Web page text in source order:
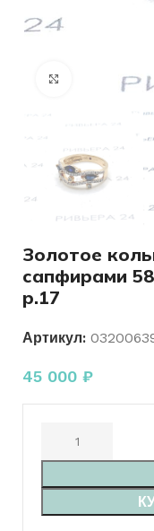
Нажмите,
Золотое
сапфирами
р.17
Артикул:
45 000 ₽